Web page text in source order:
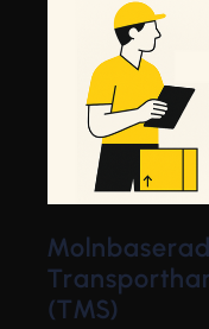
Molnbaserad
(TMS)